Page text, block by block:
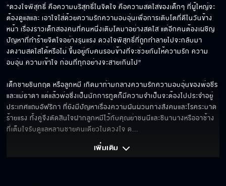
“ดวงใจพิสุทธิ์ คือความบริสุทธิ์ในจิตใจ คือความสดใสของเด็กๆ ที่ผู้ใหญ่จะ
ต้องดูแลและ เอาใจใส่ด้วยความรักความอบอุ่นเพื่อการเติบโตที่ดีในวันข้าง
หน้า เรื่องราวเด็กสองคนที่คนหนึ่งเติบโตมาอย่างสดใส แต่อีกคนต้องเผชิญ
ปัญหาที่ทำร้ายจิตใจอย่างรุนแรง ดวงใจพิสุทธิ์ที่ถูกทำลายไปจะกลับมา
งดงามสดใสได้หรือไม่ ขึ้นอยู่กับคนรอบข้างที่จะช่วยกันให้ความรัก ความ
อบอุ่น ความเข้าใจ ก่อนที่ทุกอย่างจะสายเกินไป”
เด็กชายชินกฤต หรือลูกหมี เกิดมาท่ามกลางความรักความอบอุ่นของพ่อชีร
และแม่ธาดา แต่แล้วพ่อซึ่งเป็นนักการทูตก็มีความจำเป็นจะต้องไปประจำอยู่
ประเทศแถบอัฟริกา ที่ยังมีปัญหาเรื่องความผันผวนทางสังคมและโรคระบาด
ร้ายแรง ทั้งคู่จึงตัดสินใจฝากลูกหมีไว้กับคุณย่าชนนีและชินานางหรืออาช้าง
ที่เต็มใจรับดูแลหลานชายคนเดียวในดวงใจ ด...
เพิ่มเติม